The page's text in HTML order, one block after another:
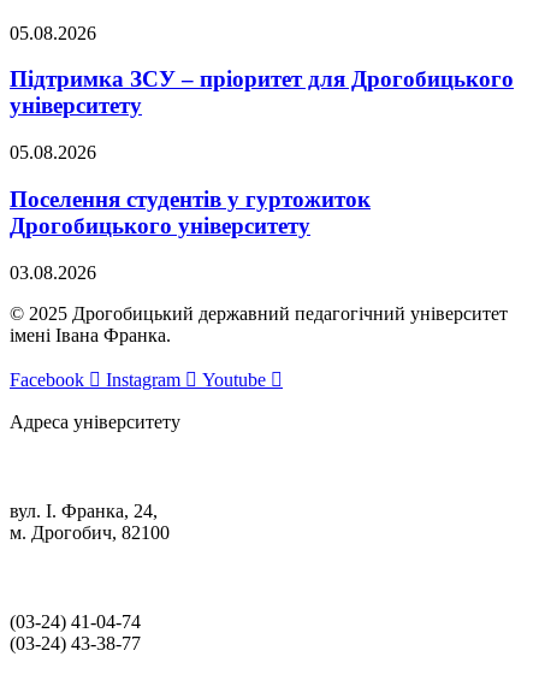
05.08.2026
Підтримка ЗСУ – пріоритет для Дрогобицького
університету
05.08.2026
Поселення студентів у гуртожиток
Дрогобицького університету
03.08.2026
© 2025 Дрогобицький державний педагогічний університет
імені Івана Франка.
Facebook Instagram Youtube
Адреса університету
вул. І. Франка, 24,
м. Дрогобич, 82100
(03‑24) 41‑04‑74
(03‑24) 43‑38‑77